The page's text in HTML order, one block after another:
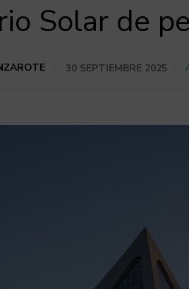
Solar de
30 SEPTIEMBRE 2025